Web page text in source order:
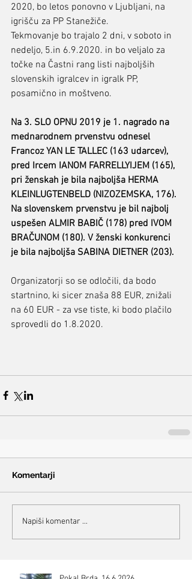
2020, bo letos ponovno v Ljubljani, na
igrišču za PP Stanežiče.
Tekmovanje bo trajalo 2 dni, v soboto in
nedeljo, 5.in 6.9.2020. in bo veljalo za
točke na Častni rang listi najboljših
slovenskih igralcev in igralk PP,
posamično in moštveno.
Na 3. SLO OPNU 2019 je 1. nagrado na
mednarodnem prvenstvu odnesel
Francoz YAN LE TALLEC (163 udarcev),
pred Ircem IANOM FARRELLYIJEM (165),
pri ženskah je bila najboljša HERMA
KLEINLUGTENBELD (NIZOZEMSKA, 176).
Na slovenskem prvenstvu je bil najbolj
uspešen ALMIR BABIČ (178) pred IVOM
BRAČUNOM (180). V ženski konkurenci
je bila najboljša SABINA DIETNER (203).
Organizatorji so se odločili, da bodo
startnino, ki sicer znaša 88 EUR, znižali
na 60 EUR - za vse tiste, ki bodo plačilo
sprovedli do 1.8.2020.
Komentarji
Napiši komentar ...